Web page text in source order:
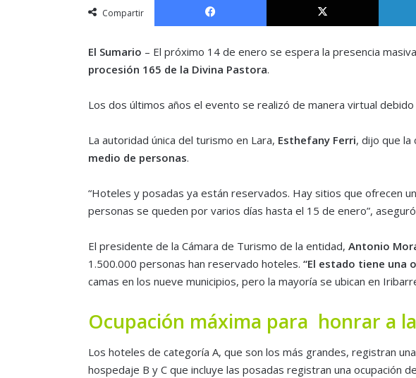
Compartir
El Sumario – El próximo 14 de enero se espera la presencia
procesión 165 de la Divina Pastora.
Los dos últimos años el evento se realizó de manera virtual debido
La autoridad única del turismo en Lara, Esthefany Ferri, dijo que la
medio de personas.
“Hoteles y posadas ya están reservados. Hay sitios que ofrecen
personas se queden por varios días hasta el 15 de enero”,
El presidente de la Cámara de Turismo de la entidad, Antonio
1.500.000 personas han reservado hoteles. “El estado tiene una
camas en los nueve municipios, pero la mayoría se ubican en
Ocupación máxima para honrar a
Los hoteles de categoría A, que son los más grandes, registran
hospedaje B y C que incluye las posadas registran una ocupación